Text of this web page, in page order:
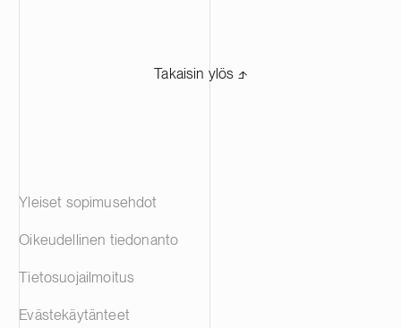
Takaisin ylös ⬏
Yleiset sopimusehdot
Oikeudellinen tiedonanto
Tietosuojailmoitus
Evästekäytänteet